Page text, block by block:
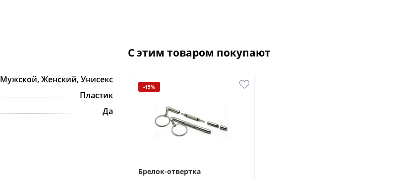
Мужской, Женский, Унисекс
Пластик
Да
С этим товаром покупают
-15%
Брелок-отвертка